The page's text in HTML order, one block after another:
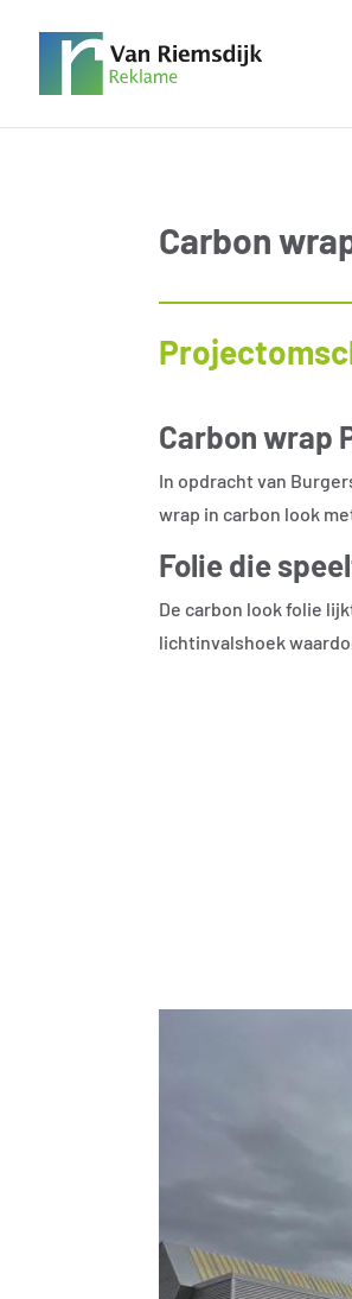
Carbon
Carbon wrap
In opdracht van
wrap in carbon look
Folie die
De carbon look folie
lichtinvalshoek